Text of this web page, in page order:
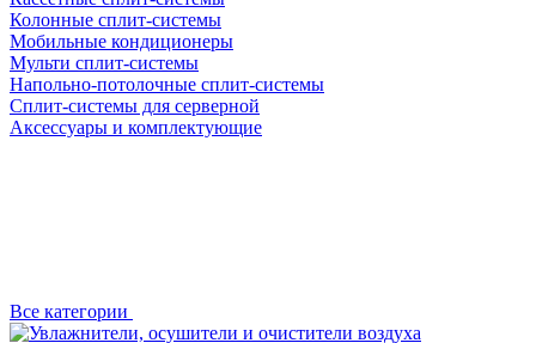
Колонные сплит-системы
Мобильные кондиционеры
Мульти сплит-системы
Напольно-потолочные сплит-системы
Сплит-системы для серверной
Аксессуары и комплектующие
Все категории